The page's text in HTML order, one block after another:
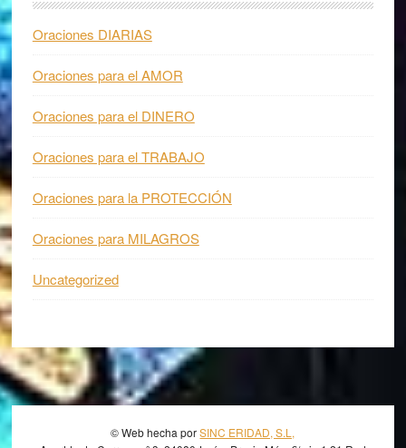
Oraciones DIARIAS
Oraciones para el AMOR
Oraciones para el DINERO
Oraciones para el TRABAJO
Oraciones para la PROTECCIÓN
Oraciones para MILAGROS
Uncategorized
© Web hecha porSINC ERIDAD, S.L,